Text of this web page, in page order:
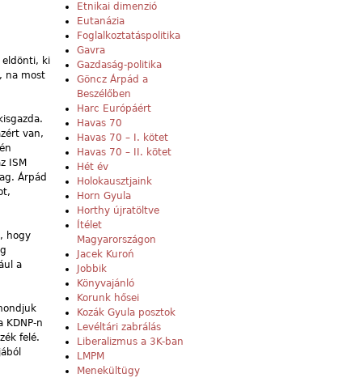
eldönti, ki
na most
van,
ISM
Árpád
hogy
a
KDNP-n
felé.
Etnikai dimenzió
Eutanázia
Foglalkoztatáspolitika
Gavra
Gazdaság-politika
Göncz Árpád a
Beszélőben
Harc Európáért
Havas 70
Havas 70 – I. kötet
Havas 70 – II. kötet
Hét év
Holokausztjaink
Horn Gyula
Horthy újratöltve
Ítélet
Magyarországon
Jacek Kuroń
Jobbik
Könyvajánló
Korunk hősei
Kozák Gyula posztok
Levéltári zabrálás
Liberalizmus a 3K-ban
LMPM
Menekültügy